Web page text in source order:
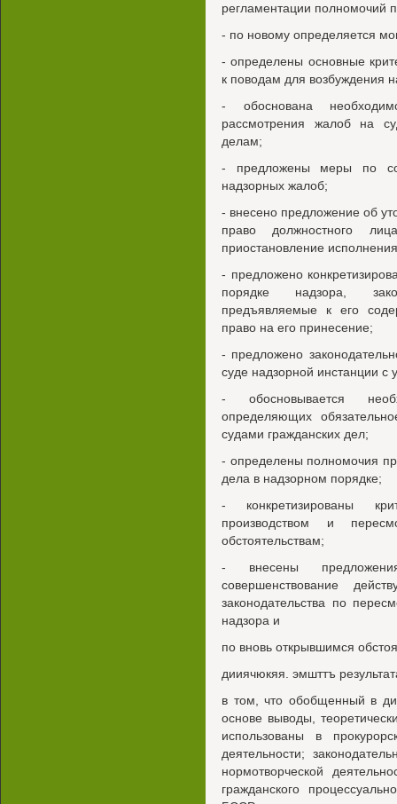
регламентации полномочий
- по новому определяется
- определены основные
к поводам для возбуждения
- обоснована
рассмотрения жалоб на
делам;
- предложены меры по
надзорных жалоб;
- внесено предложение об
право должностного
приостановление
- предложено
порядке надзора,
предъявляемые к его
право на его принесение;
- предложено
суде надзорной инстанции с
- обосновывается
определяющих
судами гражданских дел;
- определены полномочия
дела в надзорном порядке;
- конкретизированы
производством и
обстоятельствам;
- внесены
совершенствование
законодательства по
надзора и
по вновь открывшимся
дииячюкяя. эмшттъ
в том, что обобщенный в
основе выводы,
использованы в
деятельности;
нормотворческой
гражданского